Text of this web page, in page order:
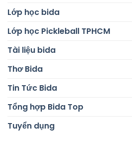
Lớp học bida
Lớp học Pickleball TPHCM
Tài liệu bida
Thơ Bida
Tin Tức Bida
Tổng hợp Bida Top
Tuyển dụng